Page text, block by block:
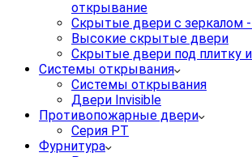
открывание
Скрытые двери с зеркалом -
Высокие скрытые двери
Скрытые двери под плитку
Системы открывания
Системы открывания
Двери Invisible
Противопожарные двери
Серия PT
Фурнитура